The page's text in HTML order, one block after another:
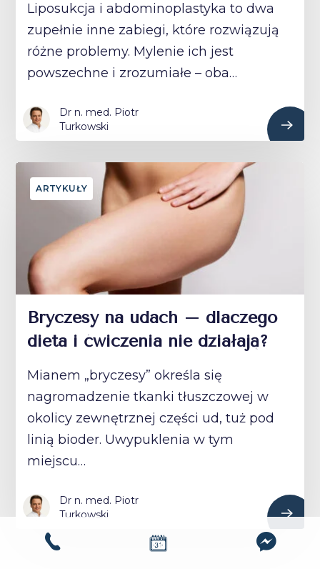
Liposukcja i abdominoplastyka to dwa
zupełnie inne zabiegi, które rozwiązują
różne problemy. Mylenie ich jest
powszechne i zrozumiałe – oba…
Dr n. med. Piotr
Turkowski
ARTYKUŁY
Bryczesy na udach – dlaczego
dieta i ćwiczenia nie działają?
Mianem „bryczesy” określa się
nagromadzenie tkanki tłuszczowej w
okolicy zewnętrznej części ud, tuż pod
linią bioder. Uwypuklenia w tym
miejscu…
Dr n. med. Piotr
Turkowski